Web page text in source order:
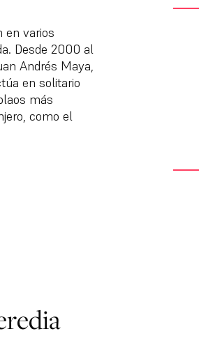
en varios
Desde 2000 al
Andrés Maya,
en solitario
más
como el